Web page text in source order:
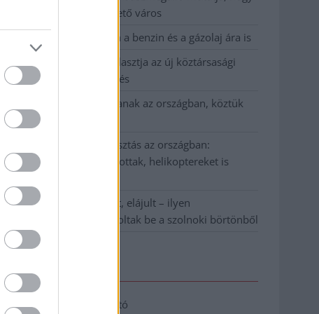
Szolnok mennyire élhető város
Pénteken újra csökken a benzin és a gázolaj ára is
Napokon belül megválasztja az új köztársasági
elnököt az Országgyűlés
Kiterjedt tüzek pusztítanak az országban, köztük
Karcagon
Harmadfokú hőségriasztás az országban:
Szolnokon klímát javítottak, helikoptereket is
A zárkában rosszul lett, elájult – ilyen
körülményekről számoltak be a szolnoki börtönből
Adatkezelési tájékoztató